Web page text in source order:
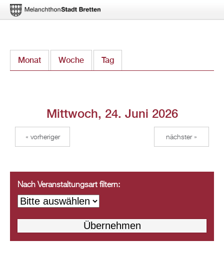
zum
Monat Woche Tag
Mittwoch, 24. Juni 2026
« vorheriger nächster »
Nach Veranstaltungsart filtern: